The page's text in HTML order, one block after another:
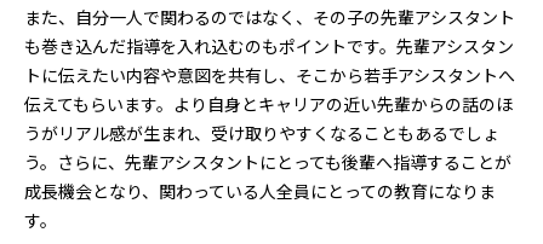
また、自分一人で関わるのではなく、その子の先輩アシスタント
も巻き込んだ指導を入れ込むのもポイントです。先輩アシスタン
トに伝えたい内容や意図を共有し、そこから若手アシスタントへ
伝えてもらいます。より自身とキャリアの近い先輩からの話のほ
うがリアル感が生まれ、受け取りやすくなることもあるでしょ
う。さらに、先輩アシスタントにとっても後輩へ指導することが
成長機会となり、関わっている人全員にとっての教育になりま
す。